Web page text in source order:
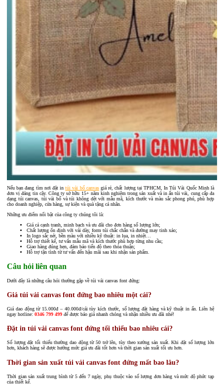
Nếu bạn đang tìm nơi đặt intúi vải bố canvasgiá rẻ, chất lượng tại TPHCM, In Túi Vải Quốc Minh là
đơn vị đáng tin cậy. Công ty sở hữu 15+ năm kinh nghiệm trong sản xuất và in ấn túi vải, cung cấp đa
dạng túi canvas, túi vải bố và túi không dệt với mẫu mã, kích thước và màu sắc phong phú, phù hợp
cho doanh nghiệp, cửa hàng, sự kiện và quà tặng cá nhân.
Những ưu điểm nổi bật của công ty chúng tôi là:
Giá cả cạnh tranh, minh bạch và ưu đãi cho đơn hàng số lượng lớn;
Chất lượng ổn định với vải dày, form túi chắc chắn và đường may tinh xảo;
In logo sắc nét, bền màu với nhiều kỹ thuật: in lụa, in nhiệt…
Hỗ trợ thiết kế, tư vấn mẫu mã và kích thước phù hợp từng nhu cầu;
Giao hàng đúng hẹn, đảm bảo tiến độ theo thỏa thuận;
Hỗ trợ tận tình từ tư vấn đến hậu mãi sau khi nhận sản phẩm.
Câu hỏi liên quan
Dưới đây là những câu hỏi thường gặp về túi vải canvas font đứng:
Giá túi vải canvas font đứng bao nhiêu một cái?
Giá dao động từ 15.000đ – 40.000đ/cái tùy kích thước, số lượng đặt hàng và kỹ thuật in ấn. Liên hệ
ngay hotline: 0346 799 499 để được báo giá nhanh chóng và nhận nhiều ưu đãi nhé!
Đặt in túi vải canvas font đứng tối thiểu bao nhiêu cái?
Số lượng đặt tối thiểu thường dao động từ 50 trở lên, tùy theo xưởng sản xuất. Khi đặt số lượng lớn
hơn, khách hàng sẽ được hưởng mức giá ưu đãi tốt hơn và thời gian sản xuất tối ưu hơn.
Thời gian sản xuất túi vải canvas font đứng mất bao lâu?
Thời gian sản xuất trung bình từ 5 đến 7 ngày, phụ thuộc vào số lượng đơn hàng và mức độ phức tạp
của thiết kế.